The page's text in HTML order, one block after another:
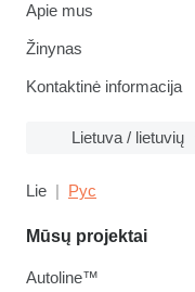
Apie mus
Žinynas
Kontaktinė informacija
Lietuva / lietuvių
Lie Рус
Mūsų projektai
Autoline™